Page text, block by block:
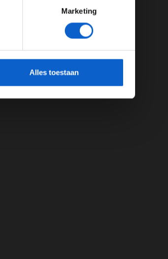
Marketing
Alles toestaan
-bescherming.